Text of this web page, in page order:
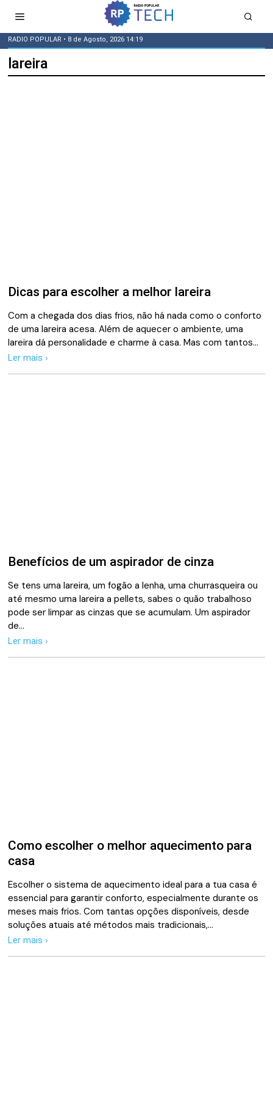
RADIO POPULAR • 8 de Agosto, 2026 14:19
lareira
Dicas para escolher a melhor lareira
Com a chegada dos dias frios, não há nada como o conforto
de uma lareira acesa. Além de aquecer o ambiente, uma
lareira dá personalidade e charme à casa. Mas com tantos…
Ler mais ›
Benefícios de um aspirador de cinza
Se tens uma lareira, um fogão a lenha, uma churrasqueira ou
até mesmo uma lareira a pellets, sabes o quão trabalhoso
pode ser limpar as cinzas que se acumulam. Um aspirador
de…
Ler mais ›
Como escolher o melhor aquecimento para
casa
Escolher o sistema de aquecimento ideal para a tua casa é
essencial para garantir conforto, especialmente durante os
meses mais frios. Com tantas opções disponíveis, desde
soluções atuais até métodos mais tradicionais,…
Ler mais ›